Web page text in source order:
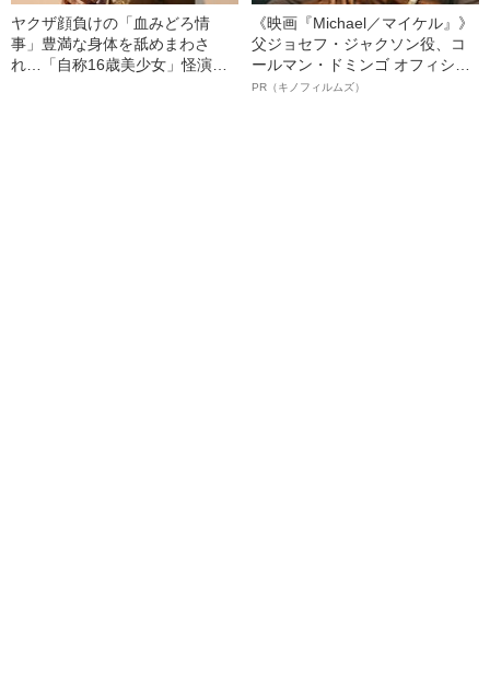
ヤクザ顔負けの「血みどろ情
事」豊満な身体を舐めまわさ
れ…「自称16歳美少女」怪演
《映画『Michael／マイケル』》
父ジョセフ・ジャクソン役、コ
ールマン・ドミンゴ オフィシャ
ルインタビュー“観客を魅了した
PR（キノフィルムズ）